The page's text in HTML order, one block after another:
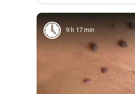
9 h 17 min